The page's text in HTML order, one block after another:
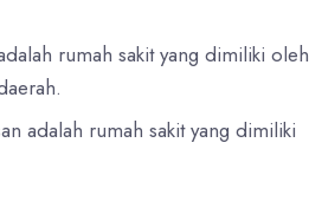
rumah sakit yang dimiliki oleh
adalah rumah sakit yang dimiliki